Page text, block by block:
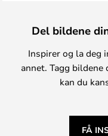
Del bildene
Inspirer og la deg
annet. Tagg bildene
kan du
FÅ